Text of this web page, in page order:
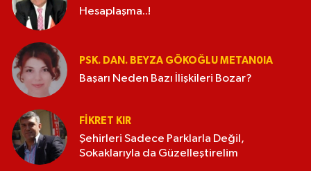
Hesaplaşma..!
PSK. DAN. BEYZA GÖKOĞLU METAN0IA
Başarı Neden Bazı İlişkileri Bozar?
FIKRET KIR
Şehirleri Sadece Parklarla Değil,
Sokaklarıyla da Güzelleştirelim